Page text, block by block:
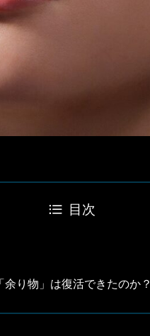
目次
り物」は復活できたのか？